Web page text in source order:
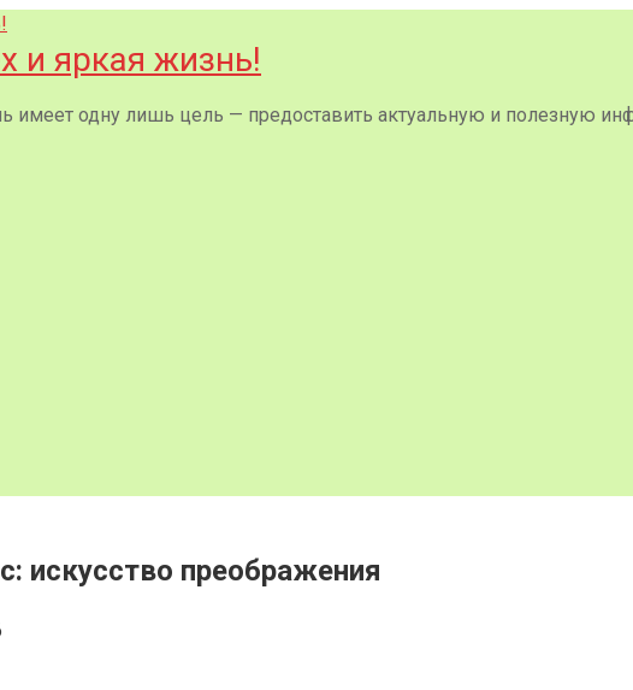
и яркая жизнь!
имеет одну лишь цель — предоставить актуальную и полезную
искусство преображения